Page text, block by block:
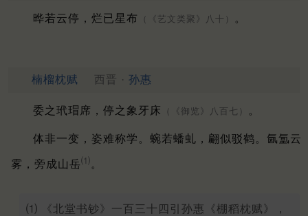
晔若云停，烂已星布 （《艺文类聚》八十） 。
楠榴枕赋 西晋 · 孙惠
委之玳瑁席，停之象牙床 （《御览》八百七） 。
体非一变，姿难称学。 蜿若蟠虬，翩似驳鹤。 氤氲云
雾，旁成山岳⑴。
⑴ 《北堂书钞》一百三十四引孙惠《棚稻枕赋》，